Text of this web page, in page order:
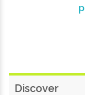
Discover